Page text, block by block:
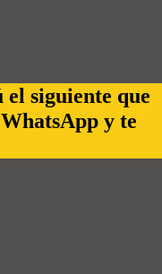
el siguiente que
y te